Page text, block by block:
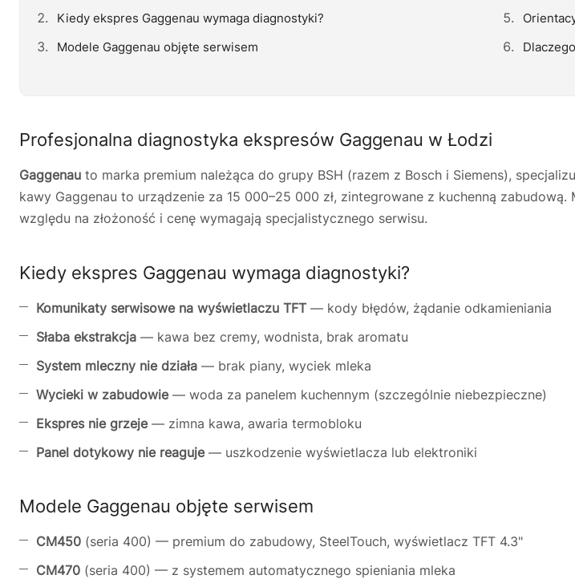
Kiedy ekspres Gaggenau wymaga diagnostyki?
Modele Gaggenau objęte serwisem
Profesjonalna diagnostyka ekspresów Gaggenau w Łodzi
Gaggenau to marka premium należąca do grupy BSH (razem z Bosch i Siemens),
kawy Gaggenau to urządzenie za 15 000–25 000 zł, zintegrowane z kuchenną zabudową.
względu na złożoność i cenę wymagają specjalistycznego serwisu.
Kiedy ekspres Gaggenau wymaga diagnostyki?
Komunikaty serwisowe na wyświetlaczu TFT— kody błędów, żądanie odkamieniania
Słaba ekstrakcja — kawa bez cremy, wodnista, brak aromatu
System mleczny nie działa — brak piany, wyciek mleka
Wycieki w zabudowie— woda za panelem kuchennym (szczególnie niebezpieczne)
Ekspres nie grzeje— zimna kawa, awaria termobloku
Panel dotykowy nie reaguje— uszkodzenie wyświetlacza lub elektroniki
Modele Gaggenau objęte serwisem
CM450 (seria 400) — premium do zabudowy, SteelTouch, wyświetlacz TFT 4.3"
CM470 (seria 400) — z systemem automatycznego spieniania mleka